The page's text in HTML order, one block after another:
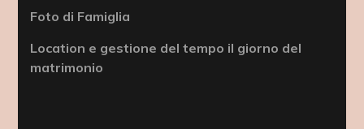
Foto di Famiglia
Location e gestione del tempo il giorno del
matrimonio